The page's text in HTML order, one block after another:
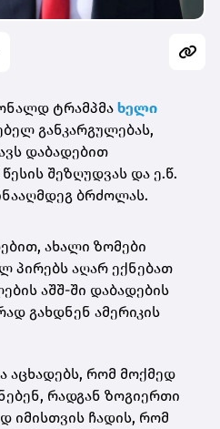
ტრამპმა ხელი
განკარგულებას,
დაბადებით
შეზღუდვას და ე.წ.
ბრძოლას.
ახალი ზომები
პირებს აღარ ექნებათ
აშშ-ში დაბადების
გახდნენ ამერიკის
აცხადებს, რომ მოქმედ
რადგან ზოგიერთი
იმისთვის ჩადის, რომ